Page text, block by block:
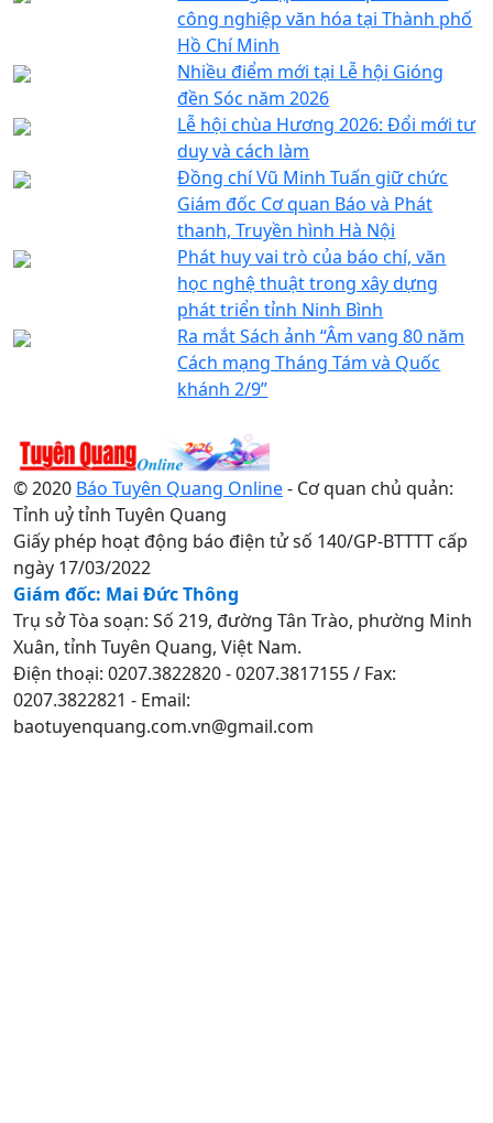
công nghiệp văn hóa tại Thành phố
Hồ Chí Minh
Nhiều điểm mới tại Lễ hội Gióng
đền Sóc năm 2026
Lễ hội chùa Hương 2026: Đổi mới tư
duy và cách làm
Đồng chí Vũ Minh Tuấn giữ chức
Giám đốc Cơ quan Báo và Phát
thanh, Truyền hình Hà Nội
Phát huy vai trò của báo chí, văn
học nghệ thuật trong xây dựng
phát triển tỉnh Ninh Bình
Ra mắt Sách ảnh “Âm vang 80 năm
Cách mạng Tháng Tám và Quốc
khánh 2/9”
© 2020 Báo Tuyên Quang Online- Cơ quan chủ quản:
Tỉnh uỷ tỉnh Tuyên Quang
Giấy phép hoạt động báo điện tử số 140/GP-BTTTT cấp
ngày 17/03/2022
Giám đốc: Mai Đức Thông
Trụ sở Tòa soạn: Số 219, đường Tân Trào, phường Minh
Xuân, tỉnh Tuyên Quang, Việt Nam.
Điện thoại: 0207.3822820 - 0207.3817155 / Fax:
0207.3822821 - Email:
baotuyenquang.com.vn@gmail.com